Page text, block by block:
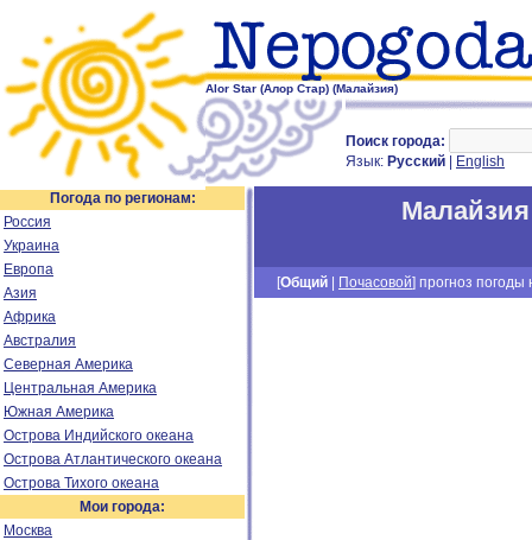
Alor Star (Алор Стар) (Малайзия)
Поиск города:
Язык: Русский English
Погода по регионам:
Россия
Украина
Европа
Азия
Африка
Австралия
Северная Америка
Центральная Америка
Южная Америка
Острова Индийского океана
Острова Атлантического океана
Острова Тихого океана
Мои города:
Москва
Малайзия
[Общий Почасовой] прогноз погоды